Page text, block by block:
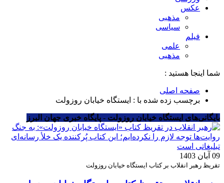
عکس
مذهبی
سیاسی
فیلم
علمی
مذهبی
شما اینجا هستید :
صفحه اصلی
برچسب زده شده با : ایستگاه خیابان روزولت
بایگانی‌های ایستگاه خیابان روزولت - پایگاه خبری جهان البرز
09 آبان 1403
تقریظ رهبر انقلاب بر کتاب ایستگاه خیابان روزولت